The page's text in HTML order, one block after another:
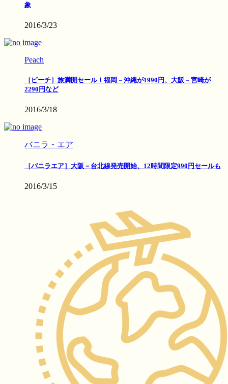
象
2016/3/23
Peach
［ピーチ］旅満開セール！福岡－沖縄が1990円、大阪－宮崎が
2290円など
2016/3/18
バニラ・エア
［バニラエア］大阪－台北線発売開始、12時間限定990円セールも
2016/3/15